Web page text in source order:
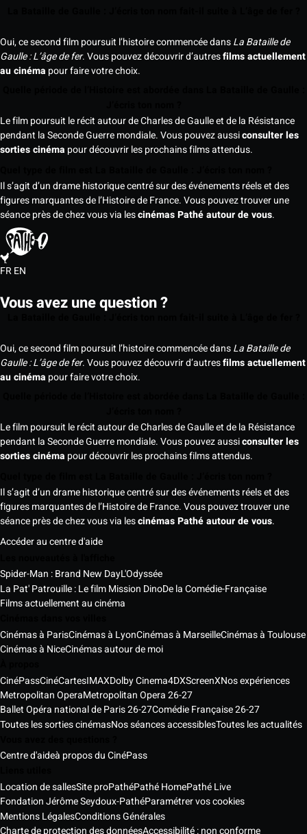
Oui, ce second film poursuit l’histoire commencée dansLa Bataille de
Gaulle : L’âge de fer. Vous pouvez découvrir d’autresfilms actuellement
au cinéma pour faire votre choix.
Le film poursuit le récit autour de Charles de Gaulle et de la Résistance
pendant la Seconde Guerre mondiale. Vous pouvez aussiconsulter les
sorties cinéma pour découvrir les prochains films attendus.
Il s’agit d’un drame historique centré sur des événements réels et des
figures marquantes de l’Histoire de France. Vous pouvez trouver une
séance près de chez vous via lescinémas Pathé autour de vous.
FREN
Vous avez une question ?
Oui, ce second film poursuit l’histoire commencée dansLa Bataille de
Gaulle : L’âge de fer. Vous pouvez découvrir d’autresfilms actuellement
au cinéma pour faire votre choix.
Le film poursuit le récit autour de Charles de Gaulle et de la Résistance
pendant la Seconde Guerre mondiale. Vous pouvez aussiconsulter les
sorties cinéma pour découvrir les prochains films attendus.
Il s’agit d’un drame historique centré sur des événements réels et des
figures marquantes de l’Histoire de France. Vous pouvez trouver une
séance près de chez vous via lescinémas Pathé autour de vous.
Accéder au centre d'aide
Spider-Man : Brand New DayL'Odyssée
La Pat' Patrouille : Le film Mission DinoDe la Comédie-Française
Films actuellement au cinéma
Cinémas à ParisCinémas à LyonCinémas à MarseilleCinémas à Toulouse
Cinémas à NiceCinémas autour de moi
CinéPassCinéCartesIMAXDolby Cinema4DXScreenXNos expériences
Metropolitan OperaMetropolitan Opera 26-27
Ballet Opéra national de Paris 26-27Comédie Française 26-27
Toutes les sorties cinémasNos séances accessiblesToutes les actualités
Centre d'aideà propos du CinéPass
Location de sallesSite proPathéPathé HomePathé Live
Fondation Jérôme Seydoux-PathéParamétrer vos cookies
Mentions LégalesConditions Générales
Charte de protection des donnéesAccessibilité : non conforme